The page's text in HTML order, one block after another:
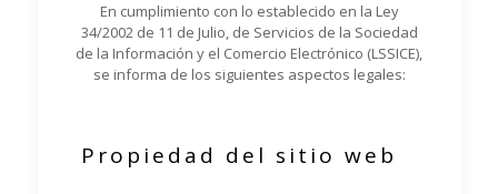
En cumplimiento con lo establecido en la Ley
34/2002 de 11 de Julio, de Servicios de la Sociedad
de la Información y el Comercio Electrónico (LSSICE),
se informa de los siguientes aspectos legales:
Propiedad del sitio web